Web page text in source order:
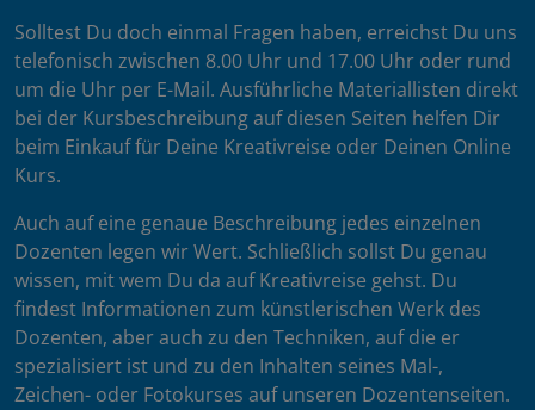
Solltest Du doch einmal Fragen haben, erreichst Du uns
telefonisch zwischen 8.00 Uhr und 17.00 Uhr oder rund
um die Uhr per E-Mail. Ausführliche Materiallisten direkt
bei der Kursbeschreibung auf diesen Seiten helfen Dir
beim Einkauf für Deine Kreativreise oder Deinen Online
Kurs.
Auch auf eine genaue Beschreibung jedes einzelnen
Dozenten legen wir Wert. Schließlich sollst Du genau
wissen, mit wem Du da auf Kreativreise gehst. Du
findest Informationen zum künstlerischen Werk des
Dozenten, aber auch zu den Techniken, auf die er
spezialisiert ist und zu den Inhalten seines Mal-,
Zeichen- oder Fotokurses auf unseren Dozentenseiten.